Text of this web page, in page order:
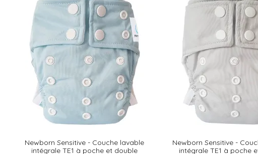
Newborn Sensitive - Couche lavable
intégrale TE1 à poche et double
Newborn Sensitive -
intégrale TE1 à poche